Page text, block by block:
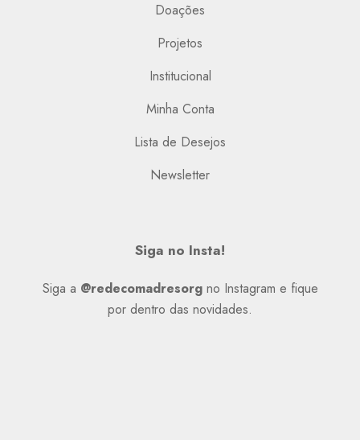
Doações
Projetos
Institucional
Minha Conta
Lista de Desejos
Newsletter
Siga no Insta!
Siga a @redecomadresorg no Instagram e fique
por dentro das novidades.